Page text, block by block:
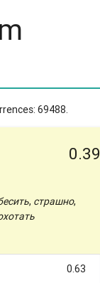
69488.
0.39
, страшно,
0.63